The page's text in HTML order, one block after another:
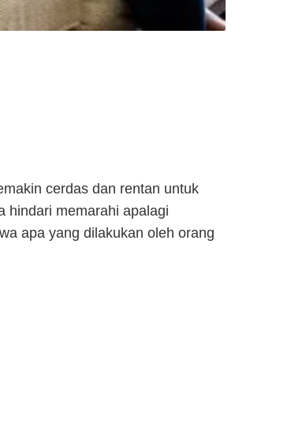
cerdas dan rentan untuk
hindari memarahi apalagi
apa yang dilakukan oleh orang